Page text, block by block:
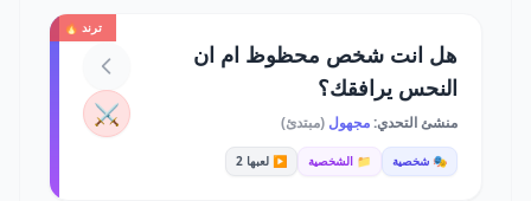
ترند 🔥
هل انت شخص محظوظ ام ان
النحس يرافقك؟
منشئ التحدي:مجهول (مبتدئ)
🎭 شخصية 📁 الشخصية ▶️ لعبها 2
⚔️